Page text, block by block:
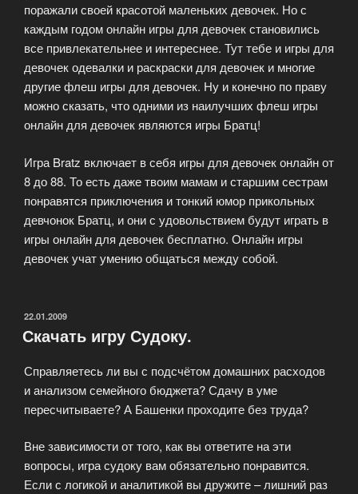
поражали своей красотой маленьких девочек. Но с
каждым годом онлайн игры для девочек становились
все привлекательнее и интереснее. Тут тебе и игры для
девочек одевалки и раскраски для девочек и многие
другие флеш игры для девочек. Ну и конечно по праву
можно сказать, что одними из наилучших флеш игры
онлайн для девочек являются игры Братц!
Игра Bratz включает в себя игры для девочек онлайн от
8 до 88. То есть даже твоим мамам и старшим сестрам
понравятся приключения и тонкий юмор прикольных
девчонок Братц, и они с удовольствием будут играть в
игры онлайн для девочек бесплатно. Онлайн игры
девочек учат умению общаться между собой.
ОПУБЛИКОВАНО
22.01.2009
Скачать игру Судоку.
Справляетесь ли вы с подсчётом домашних расходов
и анализом семейного бюджета? Сдачу в уме
пересчитываете? А Башенки проходите без труда?
Вне зависимости от того, как вы ответите на эти
вопросы, игра судоку вам обязательно понравится.
Если с логикой и аналитикой вы дружите – лишний раз